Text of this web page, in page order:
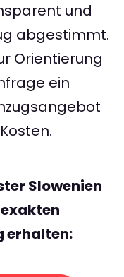
und
abgestimmt.
Orientierung
ein
Slowenien
erhalten: